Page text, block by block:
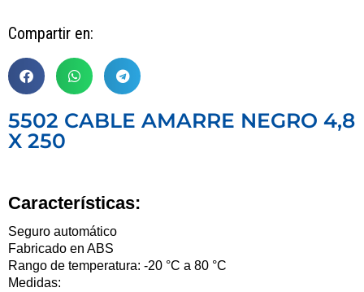
Compartir en:
5502 CABLE AMARRE NEGRO 4,8
X 250
Características:
Seguro automático
Fabricado en ABS
Rango de temperatura: -20 °C a 80 °C
Medidas: